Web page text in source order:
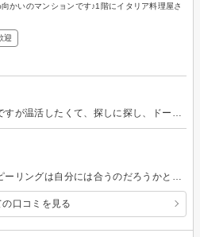
かいのマンションです♪1階にイタリア料理屋さ
迎
の口コミを見る